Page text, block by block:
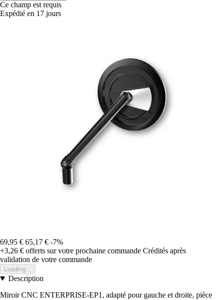
Ce champ est requis
Expédié en 17 jours
69,95 € 65,17 € -7%
+3,26 € offerts sur votre prochaine commande Crédités après
validation de votre commande
Loading...
Description
Miroir CNC ENTERPRISE-EP1, adapté pour gauche et droite, pièce